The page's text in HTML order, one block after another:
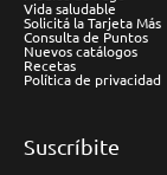
Vida saludable
Solicitá la Tarjeta Más
Consulta de Puntos
Nuevos catálogos
Recetas
Política de privacidad
Suscríbite